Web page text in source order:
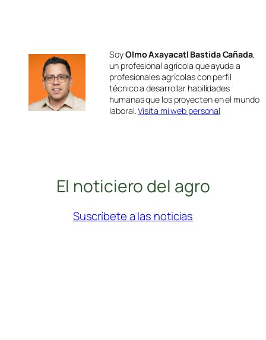
SoyOlmo Axayacatl Bastida Cañada,
un profesional agrícola que ayuda a
profesionales agrícolas con perfil
técnico a desarrollar habilidades
humanas que los proyecten en el mundo
laboral.Visita mi web personal
El noticiero del agro
Suscríbete a las noticias